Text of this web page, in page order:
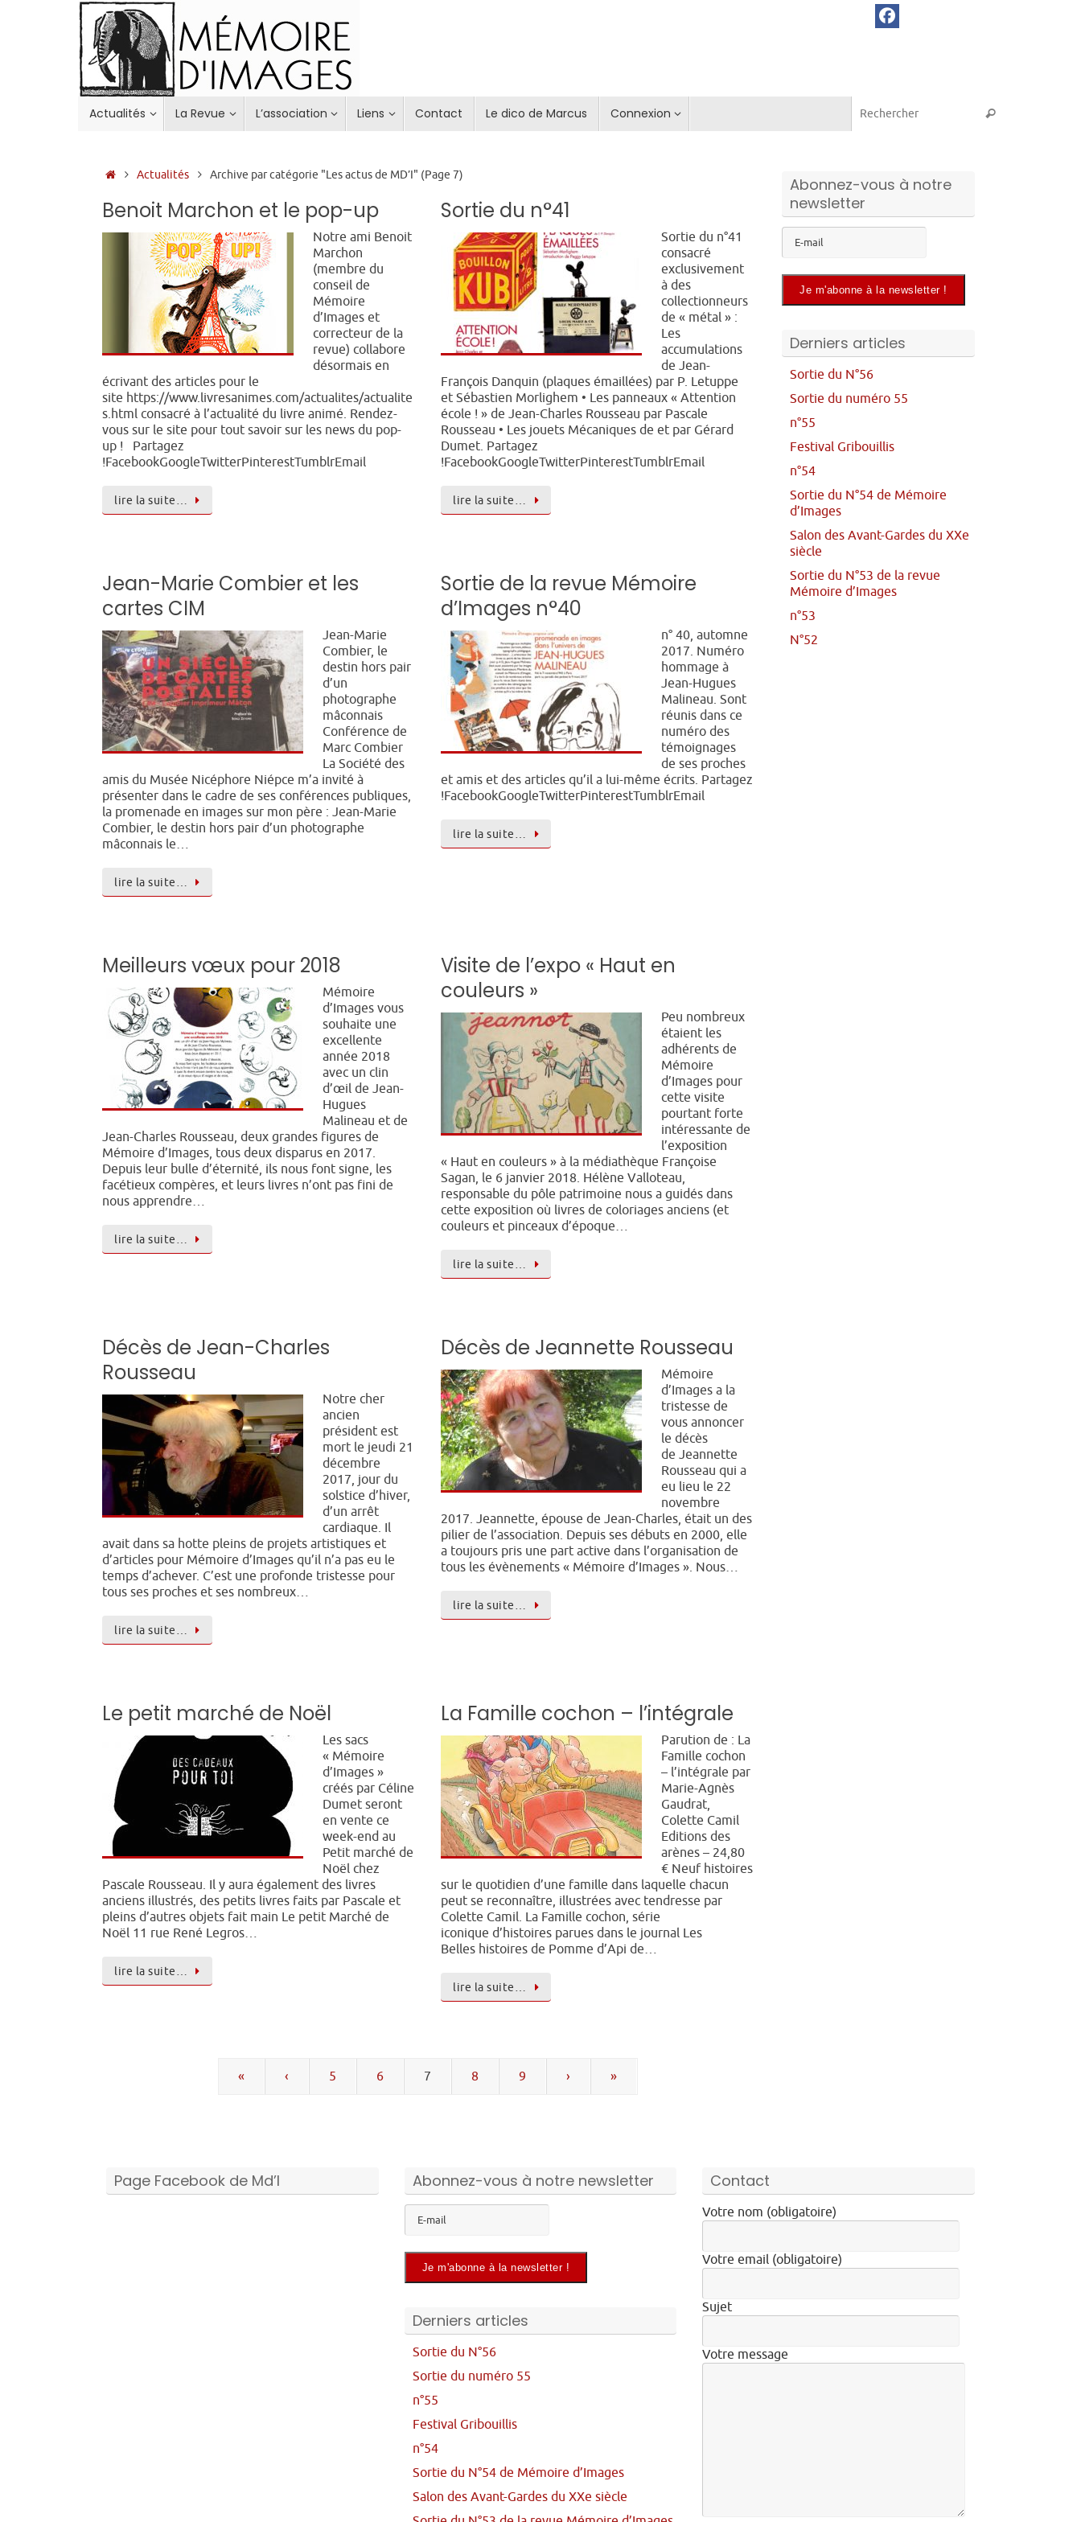
Actualités La Revue L’association Liens Contact Le dico de Marcus Connexion Rechercher
Accueil
Actualités Archive par catégorie "Les actus de MD’I" (Page 7)
Benoit Marchon et le pop-up
Notre ami Benoit
Marchon
(membre du
conseil de
Mémoire
d’Images et
correcteur de la
revue) collabore
désormais en
écrivant des articles pour le
site https://www.livresanimes.com/actualites/actualite
s.html consacré à l’actualité du livre animé. Rendez-
vous sur le site pour tout savoir sur les news du pop-
up ! Partagez
!FacebookGoogleTwitterPinterestTumblrEmail
lire la suite…
Sortie du n°41
Sortie du n°41
consacré
exclusivement
à des
collectionneurs
de « métal » :
Les
accumulations
de Jean-
François Danquin (plaques émaillées) par P. Letuppe
et Sébastien Morlighem • Les panneaux « Attention
école ! » de Jean-Charles Rousseau par Pascale
Rousseau • Les jouets Mécaniques de et par Gérard
Dumet. Partagez
!FacebookGoogleTwitterPinterestTumblrEmail
lire la suite…
Jean-Marie Combier et les
cartes CIM
Jean-Marie
Combier, le
destin hors pair
d’un
photographe
mâconnais
Conférence de
Marc Combier
La Société des
amis du Musée Nicéphore Niépce m’a invité à
présenter dans le cadre de ses conférences publiques,
la promenade en images sur mon père : Jean-Marie
Combier, le destin hors pair d’un photographe
mâconnais le…
lire la suite…
Sortie de la revue Mémoire
d’Images n°40
n° 40, automne
2017. Numéro
hommage à
Jean-Hugues
Malineau. Sont
réunis dans ce
numéro des
témoignages
de ses proches
et amis et des articles qu’il a lui-même écrits. Partagez
!FacebookGoogleTwitterPinterestTumblrEmail
lire la suite…
Meilleurs vœux pour 2018
Mémoire
d’Images vous
souhaite une
excellente
année 2018
avec un clin
d’œil de Jean-
Hugues
Malineau et de
Jean-Charles Rousseau, deux grandes figures de
Mémoire d’Images, tous deux disparus en 2017.
Depuis leur bulle d’éternité, ils nous font signe, les
facétieux compères, et leurs livres n’ont pas fini de
nous apprendre…
lire la suite…
Visite de l’expo « Haut en
couleurs »
Peu nombreux
étaient les
adhérents de
Mémoire
d’Images pour
cette visite
pourtant forte
intéressante de
l’exposition
« Haut en couleurs » à la médiathèque Françoise
Sagan, le 6 janvier 2018. Hélène Valloteau,
responsable du pôle patrimoine nous a guidés dans
cette exposition où livres de coloriages anciens (et
couleurs et pinceaux d’époque…
lire la suite…
Décès de Jean-Charles
Rousseau
Notre cher
ancien
président est
mort le jeudi 21
décembre
2017, jour du
solstice d’hiver,
d’un arrêt
cardiaque. Il
avait dans sa hotte pleins de projets artistiques et
d’articles pour Mémoire d’Images qu’il n’a pas eu le
temps d’achever. C’est une profonde tristesse pour
tous ses proches et ses nombreux…
lire la suite…
Décès de Jeannette Rousseau
Mémoire
d’Images a la
tristesse de
vous annoncer
le décès
de Jeannette
Rousseau qui a
eu lieu le 22
novembre
2017. Jeannette, épouse de Jean-Charles, était un des
pilier de l’association. Depuis ses débuts en 2000, elle
a toujours pris une part active dans l’organisation de
tous les évènements « Mémoire d’Images ». Nous…
lire la suite…
Le petit marché de Noël
Les sacs
« Mémoire
d’Images »
créés par Céline
Dumet seront
en vente ce
week-end au
Petit marché de
Noël chez
Pascale Rousseau. Il y aura également des livres
anciens illustrés, des petits livres faits par Pascale et
pleins d’autres objets fait main Le petit Marché de
Noël 11 rue René Legros…
lire la suite…
La Famille cochon – l’intégrale
Parution de : La
Famille cochon
– l’intégrale par
Marie-Agnès
Gaudrat,
Colette Camil
Editions des
arènes – 24,80
€ Neuf histoires
sur le quotidien d’une famille dans laquelle chacun
peut se reconnaître, illustrées avec tendresse par
Colette Camil. La Famille cochon, série
iconique d’histoires parues dans le journal Les
Belles histoires de Pomme d’Api de…
lire la suite…
« ‹ 5 6 7 8 9 › »
Abonnez-vous à notre
newsletter
Derniers articles
Sortie du N°56
Sortie du numéro 55
n°55
Festival Gribouillis
n°54
Sortie du N°54 de Mémoire
d’Images
Salon des Avant-Gardes du XXe
siècle
Sortie du N°53 de la revue
Mémoire d’Images
n°53
N°52
Page Facebook de Md’I Abonnez-vous à notre newsletter
Derniers articles
Sortie du N°56
Sortie du numéro 55
n°55
Festival Gribouillis
n°54
Sortie du N°54 de Mémoire d’Images
Salon des Avant-Gardes du XXe siècle
Contact
Votre nom (obligatoire)
Votre email (obligatoire)
Sujet
Votre message